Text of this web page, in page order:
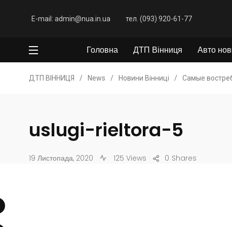
E-mail: admin@nua.in.ua тел. (093) 920-61-77
Головна ДТП Вінниця Авто
ДТП ВІННИЦЯ / News / Новини Вінниці / Самые
uslugi-rieltora-5
19 Листопада, 2020 125 Views Shares
0